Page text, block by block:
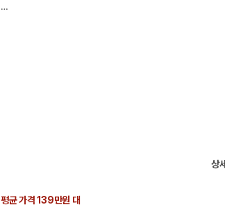
…
상
평균 가격 139만원 대